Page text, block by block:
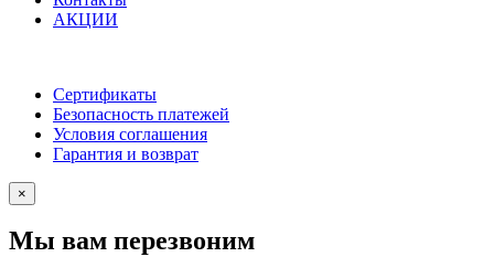
АКЦИИ
Сертификаты
Безопасность платежей
Условия соглашения
Гарантия и возврат
×
Мы вам перезвоним